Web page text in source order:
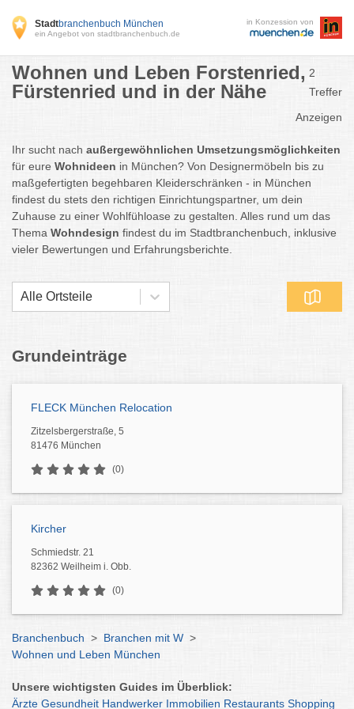
Stadtbranchenbuch München
ein Angebot von stadtbranchenbuch.de
in Konzession von
Wohnen und Leben Forstenried,
Fürstenried und in der Nähe
2
Treffer
Anzeigen
Ihr sucht nach außergewöhnlichen Umsetzungsmöglichkeiten
für eure Wohnideen in München? Von Designermöbeln bis zu
maßgefertigten begehbaren Kleiderschränken - in München
findest du stets den richtigen Einrichtungspartner, um dein
Zuhause zu einer Wohlfühloase zu gestalten. Alles rund um das
Thema Wohndesign findest du im Stadtbranchenbuch, inklusive
vieler Bewertungen und Erfahrungsberichte.
Alle Ortsteile
Grundeinträge
FLECK München Relocation
Zitzelsbergerstraße, 5
81476 München
(0)
Kircher
Schmiedstr. 21
82362 Weilheim i. Obb.
(0)
Branchenbuch > Branchen mit W >
Wohnen und Leben München
Unsere wichtigsten Guides im Überblick:
Ärzte Gesundheit Handwerker Immobilien Restaurants Shopping